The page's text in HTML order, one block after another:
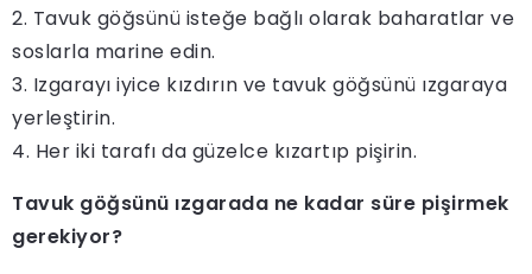
2. Tavuk göğsünü isteğe bağlı olarak baharatlar ve
soslarla marine edin.
3. Izgarayı iyice kızdırın ve tavuk göğsünü ızgaraya
yerleştirin.
4. Her iki tarafı da güzelce kızartıp pişirin.
Tavuk göğsünü ızgarada ne kadar süre pişirmek
gerekiyor?